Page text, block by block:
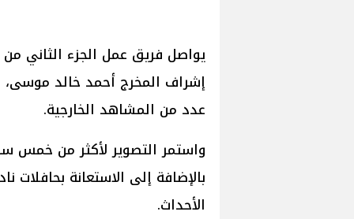
يواصل فريق عمل الجزء الثاني
إشراف المخرج أحمد خالد موسى،
عدد من المشاهد الخارجية.
واستمر التصوير لأكثر من خمس
بالإضافة إلى الاستعانة
الأحداث.